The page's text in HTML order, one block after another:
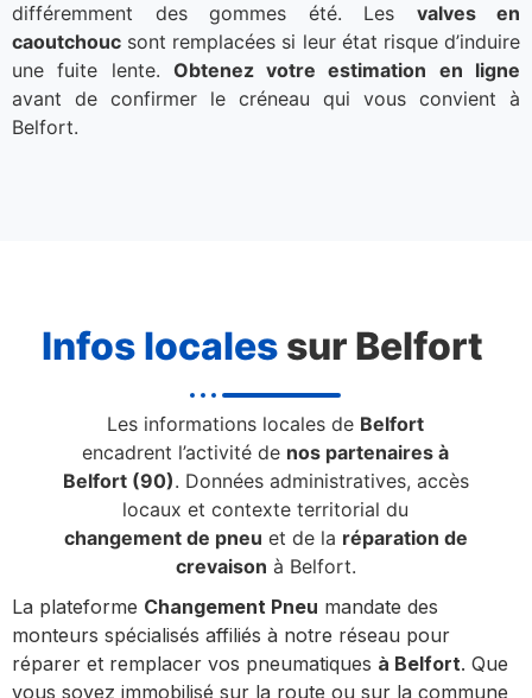
différemment des gommes été. Les valves en
caoutchouc sont remplacées si leur état risque d’induire
une fuite lente. Obtenez votre estimation en ligne
avant de confirmer le créneau qui vous convient à
Belfort.
Infos localessur Belfort
Les informations locales de Belfort
encadrent l’activité de nos partenaires à
Belfort (90). Données administratives, accès
locaux et contexte territorial du
changement de pneu et de la réparation de
crevaison à Belfort.
La plateforme Changement Pneu mandate des
monteurs spécialisés affiliés à notre réseau pour
réparer et remplacer vos pneumatiques à Belfort. Que
vous soyez immobilisé sur la route ou sur la commune